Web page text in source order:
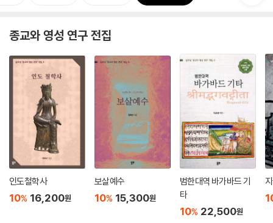
종교와 영성 연구 전집
인도철학사
10% 16,200원
보살예수
10% 15,300원
범한대역 바가바드 기
타
10% 22,500원